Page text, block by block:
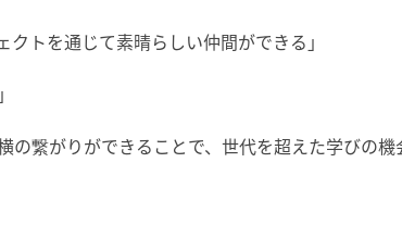
トを通じて素晴らしい仲間ができる」
繋がりができることで、世代を超えた学びの機